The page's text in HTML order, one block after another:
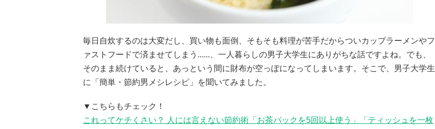
毎日自炊するのは大変だし、買い物も面倒、そもそも料理が苦手だからついカップラーメンやフ
ァストフードで済ませてしまう......、一人暮らしの男子大学生にありがちな話ですよね。でも、
そのまま続けていると、あっという間に財布が空っぽになってしまいます。そこで、男子大学生
に「簡単・節約男メシレシピ」を聞いてみました。
▼こちらもチェック！
これってケチくさい？ 人には言えない節約術「お茶パックを5回以上使う」「ティッシュを一枚